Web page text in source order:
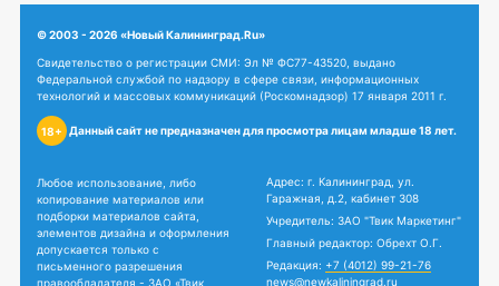
© 2003 - 2026 «Новый Калининград.Ru»
Свидетельство о регистрации СМИ: Эл № ФС77-43520, выдано
Федеральной службой по надзору в сфере связи, информационных
технологий и массовых коммуникаций (Роскомнадзор) 17 января 2011 г.
18+ Данный сайт не предназначен для просмотра лицам младше 18 лет.
Любое использование, либо
копирование материалов или
подборки материалов сайта,
элементов дизайна и оформления
допускается только с
письменного разрешения
правообладателя - ЗАО «Твик
Адрес: г. Калининград, ул.
Гаражная, д.2, кабинет 308
Учредитель: ЗАО "Твик Маркетинг"
Главный редактор: Обрехт О.Г.
Редакция: +7 (4012) 99-21-76
news@newkaliningrad.ru